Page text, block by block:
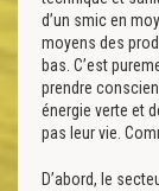
d’un smic en
moyens des
bas. C’est
prendre
énergie verte et
pas leur vie.
D’abord, le